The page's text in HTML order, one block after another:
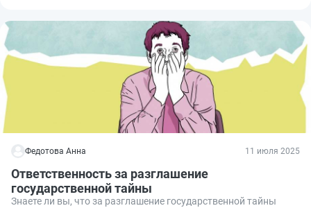
Федотова Анна 11 июля 2025
Ответственность за разглашение
государственной тайны
Знаете ли вы, что за разглашение государственной тайны